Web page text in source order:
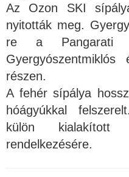
Az Ozon SKI
nyitották meg.
re a Pangarati
részen.
A fehér sípálya
hóágyúkkal
külön
rendelkezésére.